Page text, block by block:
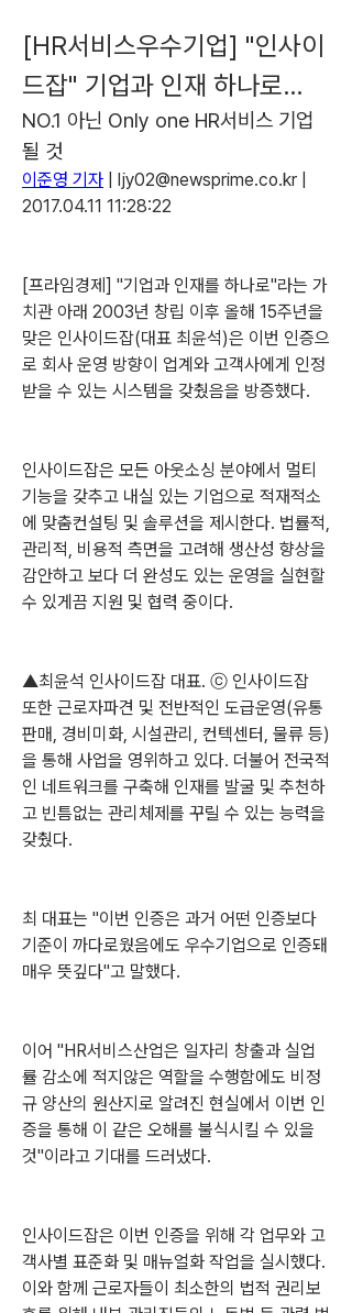
[HR서비스우수기업] "인사이
드잡" 기업과 인재 하나로…
NO.1 아닌 Only one HR서비스 기업
될 것
이준영 기자 | ljy02@newsprime.co.kr |
2017.04.11 11:28:22
[프라임경제] "기업과 인재를 하나로"라는 가
치관 아래 2003년 창립 이후 올해 15주년을
맞은 인사이드잡(대표 최윤석)은 이번 인증으
로 회사 운영 방향이 업계와 고객사에게 인정
받을 수 있는 시스템을 갖췄음을 방증했다.
인사이드잡은 모든 아웃소싱 분야에서 멀티
기능을 갖추고 내실 있는 기업으로 적재적소
에 맞춤컨설팅 및 솔루션을 제시한다. 법률적,
관리적, 비용적 측면을 고려해 생산성 향상을
감안하고 보다 더 완성도 있는 운영을 실현할
수 있게끔 지원 및 협력 중이다.
▲최윤석 인사이드잡 대표. ⓒ 인사이드잡
또한 근로자파견 및 전반적인 도급운영(유통
판매, 경비미화, 시설관리, 컨텍센터, 물류 등)
을 통해 사업을 영위하고 있다. 더불어 전국적
인 네트워크를 구축해 인재를 발굴 및 추천하
고 빈틈없는 관리체제를 꾸릴 수 있는 능력을
갖췄다.
최 대표는 "이번 인증은 과거 어떤 인증보다
기준이 까다로웠음에도 우수기업으로 인증돼
매우 뜻깊다"고 말했다.
이어 "HR서비스산업은 일자리 창출과 실업
률 감소에 적지않은 역할을 수행함에도 비정
규 양산의 원산지로 알려진 현실에서 이번 인
증을 통해 이 같은 오해를 불식시킬 수 있을
것"이라고 기대를 드러냈다.
인사이드잡은 이번 인증을 위해 각 업무와 고
객사별 표준화 및 매뉴얼화 작업을 실시했다.
이와 함께 근로자들이 최소한의 법적 권리보